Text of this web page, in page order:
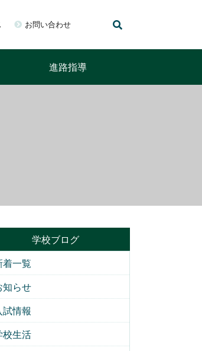
お問い合わせ
進路指導
学校ブログ
着一覧
知らせ
試情報
校生活